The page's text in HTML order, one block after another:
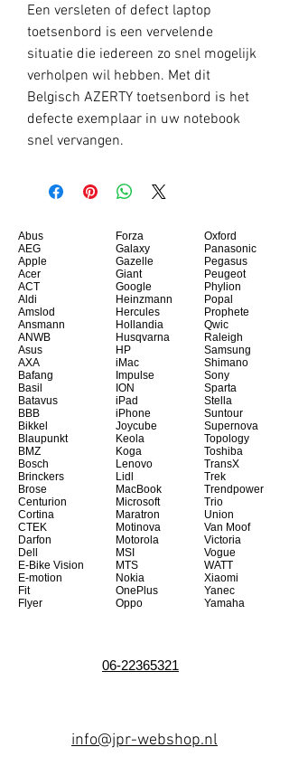
Een versleten of defect laptop
toetsenbord is een vervelende
situatie die iedereen zo snel mogelijk
verholpen wil hebben. Met dit
Belgisch AZERTY toetsenbord is het
defecte exemplaar in uw notebook
snel vervangen.
Abus
AEG
Apple
Acer
ACT
Aldi
Amslod
Ansmann
ANWB
Asus
AXA
Bafang
Basil
Batavus
BBB
Bikkel
Blaupunkt
BMZ
Bosch
Brinckers
Brose
Centurion
Cortina
CTEK
Darfon
Dell
E-Bike Vision
E-motion
Fit
Flyer
Forza
Galaxy
Gazelle
Giant
Google
Heinzmann
Hercules
Hollandia
Husqvarna
HP
iMac
Impulse
ION
iPad
iPhone
Joycube
Keola
Koga
Lenovo
Lidl
MacBook
Microsoft
Maratron
Motinova
Motorola
MSI
MTS
Nokia
OnePlus
Oppo
Oxford
Panasonic
Pegasus
Peugeot
Phylion
Popal
Prophete
Qwic
Raleigh
Samsung
Shimano
Sony
Sparta
Stella
Suntour
Supernova
Topology
Toshiba
TransX
Trek
Trendpower
Trio
Union
Van Moof
Victoria
Vogue
WATT
Xiaomi
Yanec
Yamaha
06-22365321
info@jpr-webshop.nl